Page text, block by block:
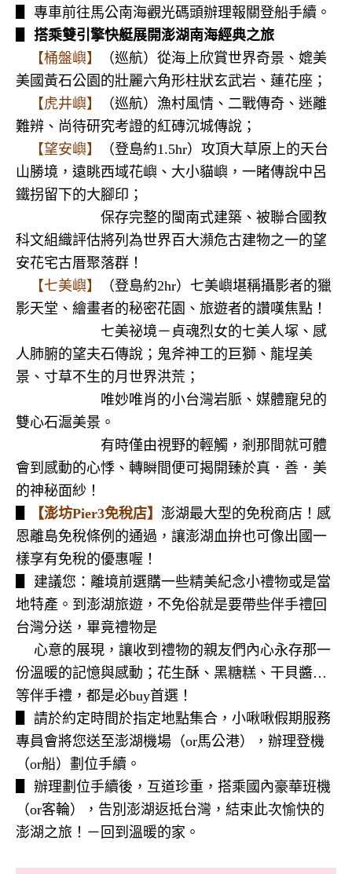
▋ 專車前往馬公南海觀光碼頭辦理報關登船手續。
搭乘雙引擎快艇展開澎湖南海經典之旅
【桶盤嶼】
（巡航）從海上欣賞世界奇景、媲美
美國黃石公園的壯麗六角形柱狀玄武岩、蓮花座；
【虎井嶼】
（巡航）漁村風情、二戰傳奇、迷離
難辨、尚待研究考證的紅磚沉城傳說；
【望安嶼】
（登島約1.5hr）攻頂大草原上的天台
山勝境，遠眺西域花嶼、大小貓嶼，一睹傳說中呂
鐵拐留下的大腳印；
保存完整的閩南式建築、被聯合國教
科文組織評估將列為世界百大瀕危古建物之一的望
安花宅古厝聚落群！
【七美嶼】
（登島約2hr）七美嶼堪稱攝影者的獵
影天堂、繪畫者的秘密花園、旅遊者的讚嘆焦點！
七美祕境－貞魂烈女的七美人塚、感
人肺腑的望夫石傳說；鬼斧神工的巨獅、龍埕美
景、寸草不生的月世界洪荒；
唯妙唯肖的小台灣岩脈、媒體寵兒的
雙心石滬美景。
有時僅由視野的輕觸，剎那間就可體
會到感動的心悸、轉瞬間便可揭開臻於真．善．美
的神秘面紗！
【澎坊Pier3免稅店】 澎湖最大型的免稅商店！感
恩離島免稅條例的通過，讓澎湖血拚也可像出國一
樣享有免稅的優惠喔！
▋ 建議您：離境前選購一些精美紀念小禮物或是當
地特產。到澎湖旅遊，不免俗就是要帶些伴手禮回
台灣分送，畢竟禮物是
心意的展現，讓收到禮物的親友們內心永存那一
份溫暖的記憶與感動；花生酥、黑糖糕、干貝醬…
等伴手禮，都是必buy首選！
▋ 請於約定時間於指定地點集合，小啾啾假期服務
專員會將您送至澎湖機場（or馬公港），辦理登機
（or船）劃位手續。
▋ 辦理劃位手續後，互道珍重，搭乘國內豪華班機
（or客輪），告別澎湖返抵台灣，結束此次愉快的
澎湖之旅！－回到溫暖的家。